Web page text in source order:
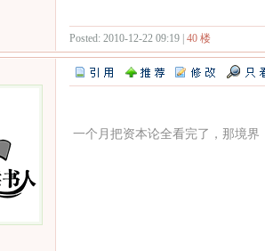
Posted: 2010-12-22 09:19 | 40 楼
一个月把资本论全看完了，那境